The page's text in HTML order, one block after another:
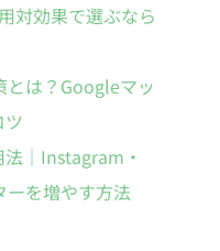
対効果で選ぶなら
とは？Googleマッ
ツ
｜Instagram・
を増やす方法